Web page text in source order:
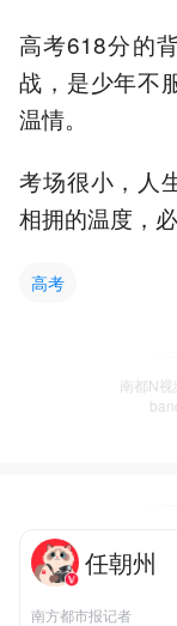
高考618分的
战，是少年不
温情。
考场很小，人
相拥的温度，
高考
南都N
任朝州
南方都市报记者